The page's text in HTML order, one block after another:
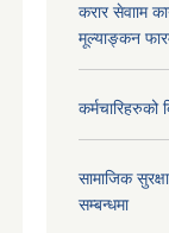
करार सेवााम
मूल्याङ्कन
सामाजिक
सम्बन्धमा